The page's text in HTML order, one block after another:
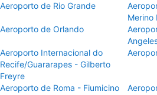
Aeroporto de Rio Grande
Merino
Aeroporto de Orlando
Aeroporto Internacional do
Recife/Guararapes - Gilberto
Freyre
Aeroporto de Roma - Fiumicino